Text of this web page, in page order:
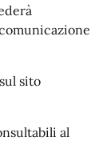
sito
al